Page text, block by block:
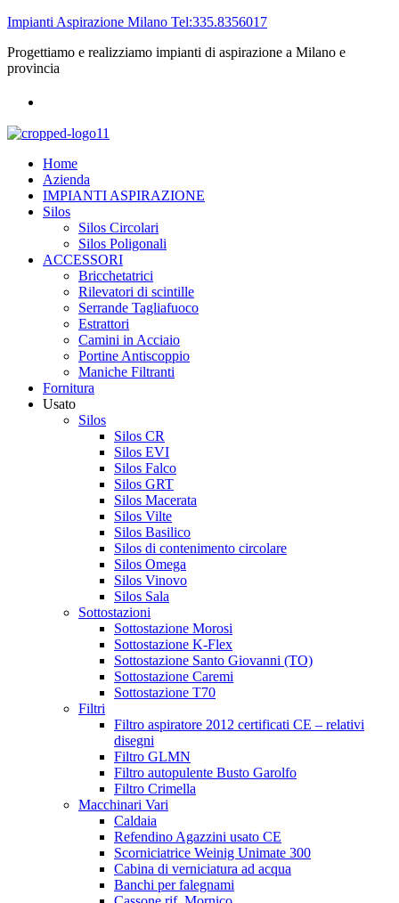
Impianti Aspirazione Milano Tel:335.8356017
Progettiamo e realizziamo impianti di aspirazione a Milano e
provincia
Home
Azienda
IMPIANTI ASPIRAZIONE
Silos
Silos Circolari
Silos Poligonali
ACCESSORI
Bricchetatrici
Rilevatori di scintille
Serrande Tagliafuoco
Estrattori
Camini in Acciaio
Portine Antiscoppio
Maniche Filtranti
Fornitura
Usato
Silos
Silos CR
Silos EVI
Silos Falco
Silos GRT
Silos Macerata
Silos Vilte
Silos Basilico
Silos di contenimento circolare
Silos Omega
Silos Vinovo
Silos Sala
Sottostazioni
Sottostazione Morosi
Sottostazione K-Flex
Sottostazione Santo Giovanni (TO)
Sottostazione Caremi
Sottostazione T70
Filtri
Filtro aspiratore 2012 certificati CE – relativi
disegni
Filtro GLMN
Filtro autopulente Busto Garolfo
Filtro Crimella
Macchinari Vari
Caldaia
Refendino Agazzini usato CE
Scorniciatrice Weinig Unimate 300
Cabina di verniciatura ad acqua
Banchi per falegnami